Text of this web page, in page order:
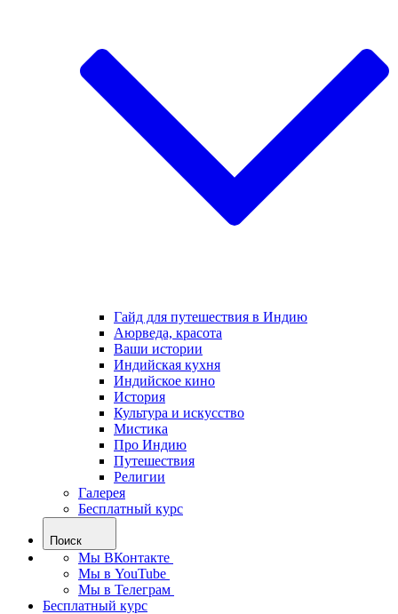
Гайд для путешествия в Индию
Аюрведа, красота
Ваши истории
Индийская кухня
Индийское кино
История
Культура и искусство
Мистика
Про Индию
Путешествия
Религии
Галерея
Бесплатный курс
Поиск
Мы ВКонтакте
Мы в YouTube
Мы в Телеграм
Бесплатный курс